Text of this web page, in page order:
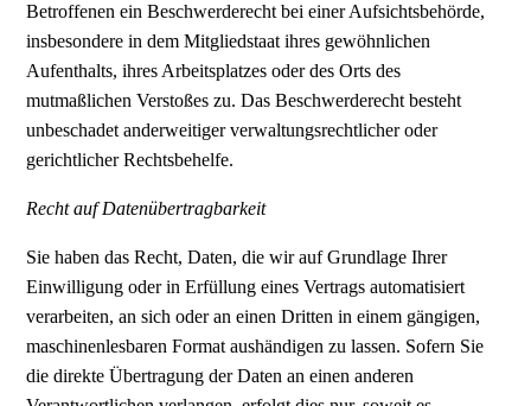
Betroffenen ein Beschwerderecht bei einer Aufsichtsbehörde,
insbesondere in dem Mitgliedstaat ihres gewöhnlichen
Aufenthalts, ihres Arbeitsplatzes oder des Orts des
mutmaßlichen Verstoßes zu. Das Beschwerderecht besteht
unbeschadet anderweitiger verwaltungsrechtlicher oder
gerichtlicher Rechtsbehelfe.
Recht auf Datenübertragbarkeit
Sie haben das Recht, Daten, die wir auf Grundlage Ihrer
Einwilligung oder in Erfüllung eines Vertrags automatisiert
verarbeiten, an sich oder an einen Dritten in einem gängigen,
maschinenlesbaren Format aushändigen zu lassen. Sofern Sie
die direkte Übertragung der Daten an einen anderen